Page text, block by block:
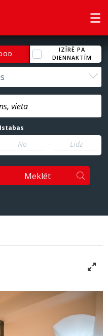
IZĪRĒ PA
DIENNAKTĪM
Istabas
-
Meklēt